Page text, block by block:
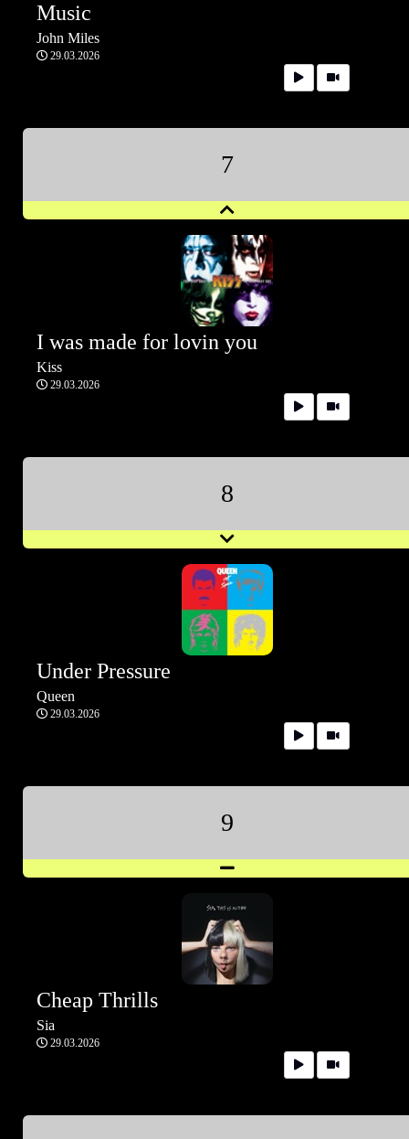
Music
John Miles
29.03.2026
7
I was made for lovin you
Kiss
29.03.2026
8
Under Pressure
Queen
29.03.2026
9
Cheap Thrills
Sia
29.03.2026